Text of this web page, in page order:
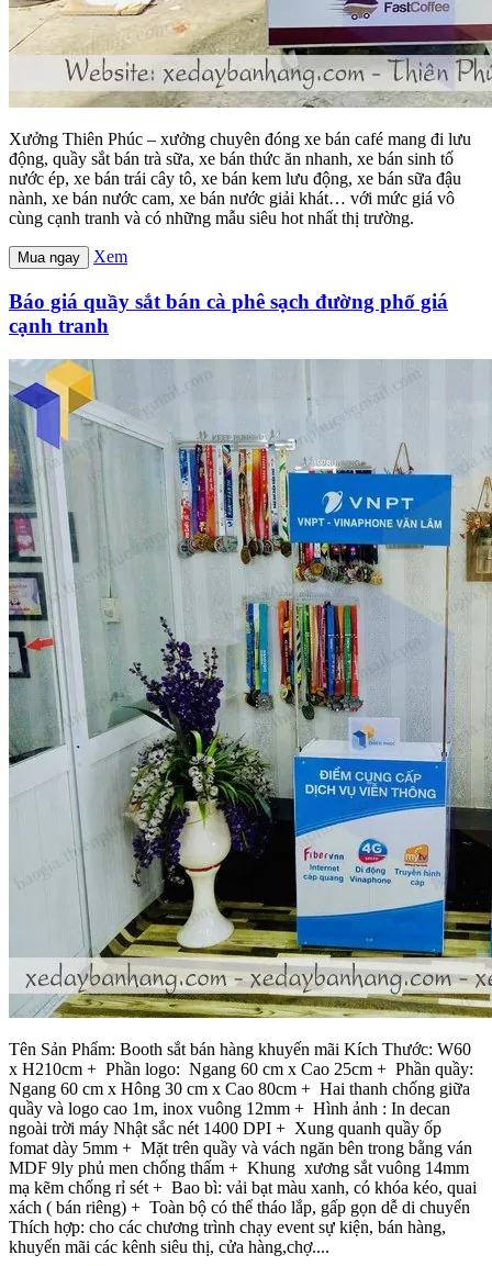
Xưởng Thiên Phúc – xưởng chuyên đóng xe bán café mang đi lưu
động, quầy sắt bán trà sữa, xe bán thức ăn nhanh, xe bán sinh tố
nước ép, xe bán trái cây tô, xe bán kem lưu động, xe bán sữa đậu
nành, xe bán nước cam, xe bán nước giải khát… với mức giá vô
cùng cạnh tranh và có những mẫu siêu hot nhất thị trường.
Mua ngay Xem
Báo giá quầy sắt bán cà phê sạch đường phố giá
cạnh tranh
Tên Sản Phẩm: Booth sắt bán hàng khuyến mãi Kích Thước: W60
x H210cm + Phần logo: Ngang 60 cm x Cao 25cm + Phần quầy:
Ngang 60 cm x Hông 30 cm x Cao 80cm + Hai thanh chống giữa
quầy và logo cao 1m, inox vuông 12mm + Hình ảnh : In decan
ngoài trời máy Nhật sắc nét 1400 DPI + Xung quanh quầy ốp
fomat dày 5mm + Mặt trên quầy và vách ngăn bên trong bằng ván
MDF 9ly phủ men chống thấm + Khung xương sắt vuông 14mm
mạ kẽm chống rỉ sét + Bao bì: vải bạt màu xanh, có khóa kéo, quai
xách ( bán riêng) + Toàn bộ có thể tháo lắp, gấp gọn dễ di chuyển
Thích hợp: cho các chương trình chạy event sự kiện, bán hàng,
khuyến mãi các kênh siêu thị, cửa hàng,chợ....